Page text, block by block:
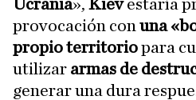
Ucrania», Kievestaría
provocación con una
propio territoriopara
utilizar armas de
generar una dura